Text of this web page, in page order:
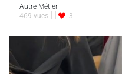
Autre Métier
469 vues
3